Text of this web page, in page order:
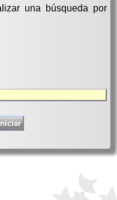
una búsqueda por